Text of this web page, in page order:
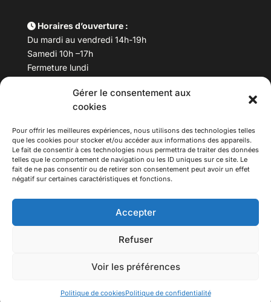
Gérer le consentement aux
cookies
Pour offrir les meilleures expériences, nous utilisons des technologies telles
que les cookies pour stocker et/ou accéder aux informations des appareils.
Le fait de consentir à ces technologies nous permettra de traiter des données
telles que le comportement de navigation ou les ID uniques sur ce site. Le
fait de ne pas consentir ou de retirer son consentement peut avoir un effet
négatif sur certaines caractéristiques et fonctions.
Accepter
Refuser
Voir les préférences
Politique de cookiesPolitique de confidentialité
Horaires d’ouverture :
Du mardi au vendredi 14h-19h
Samedi 10h –17h
Fermeture lundi
Téléphone : 04 78 53 06 40
maisondesculturesasiatiques@asiexpo.com
Tous droits réservés.